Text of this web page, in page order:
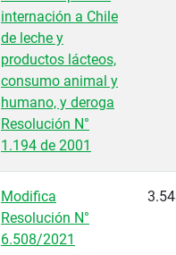
internación a Chile
de leche y
productos lácteos,
consumo animal y
humano, y deroga
Resolución N°
1.194 de 2001
Modifica
Resolución N°
6.508/2021